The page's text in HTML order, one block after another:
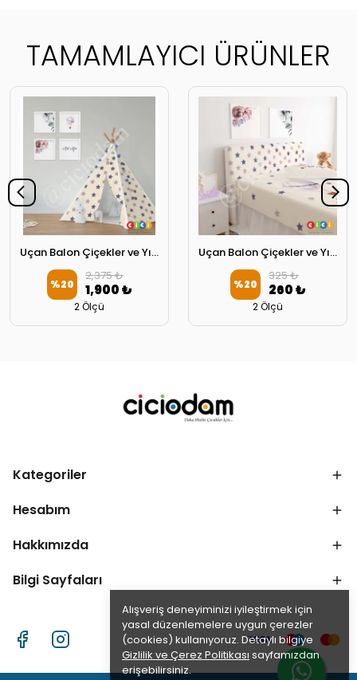
Alışveriş deneyiminizi iyileştirmek için
yasal düzenlemelere uygun çerezler
(cookies) kullanıyoruz. Detaylı bilgiye
Gizlilik ve Çerez Politikası sayfamızdan
erişebilirsiniz.
TAMAMLAYICI ÜRÜNLER
Uçan Balon Çiçekler ve Yıldızlar Oyun Çadırı
%20
2,375 ₺
1,900 ₺
2 Ölçü
Uçan Balon Çiçekler ve Yıldızlar Başlık Kılıfı
%20
325 ₺
260 ₺
2 Ölçü
Kategoriler
Hesabım
Hakkımızda
Bilgi Sayfaları